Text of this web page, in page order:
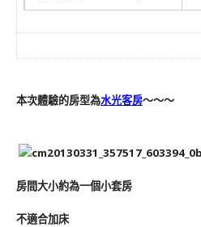
本次體驗的房型為水光客房～～～
房間大小約為一個小套房
不適合加床